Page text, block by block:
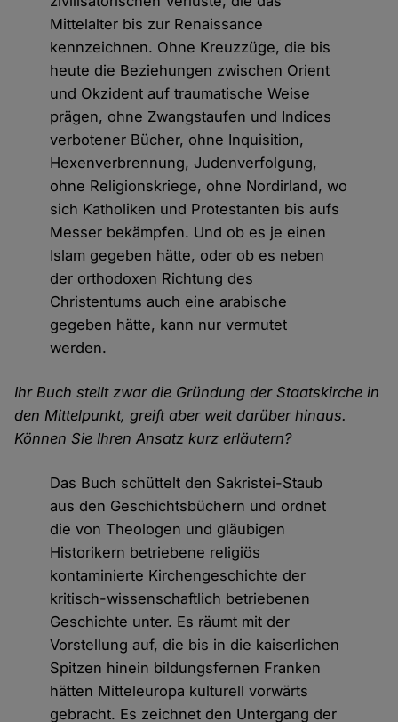
Mittelalter bis zur Renaissance
kennzeichnen. Ohne Kreuzzüge, die bis
heute die Beziehungen zwischen Orient
und Okzident auf traumatische Weise
prägen, ohne Zwangstaufen und Indices
verbotener Bücher, ohne Inquisition,
Hexenverbrennung, Judenverfolgung,
ohne Religionskriege, ohne Nordirland, wo
sich Katholiken und Protestanten bis aufs
Messer bekämpfen. Und ob es je einen
Islam gegeben hätte, oder ob es neben
der orthodoxen Richtung des
Christentums auch eine arabische
gegeben hätte, kann nur vermutet
werden.
Ihr Buch stellt zwar die Gründung der Staatskirche in
den Mittelpunkt, greift aber weit darüber hinaus.
Können Sie Ihren Ansatz kurz erläutern?
Das Buch schüttelt den Sakristei-Staub
aus den Geschichtsbüchern und ordnet
die von Theologen und gläubigen
Historikern betriebene religiös
kontaminierte Kirchengeschichte der
kritisch-wissenschaftlich betriebenen
Geschichte unter. Es räumt mit der
Vorstellung auf, die bis in die kaiserlichen
Spitzen hinein bildungsfernen Franken
hätten Mitteleuropa kulturell vorwärts
gebracht. Es zeichnet den Untergang der